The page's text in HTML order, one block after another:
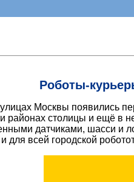
Роботы-
Москвы появились
районах столицы и ещё в
датчиками, шасси и
для всей городской